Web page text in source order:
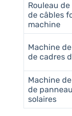
Rouleau
de câbles
machine
Machine
de cadres
Machine
de
solaires